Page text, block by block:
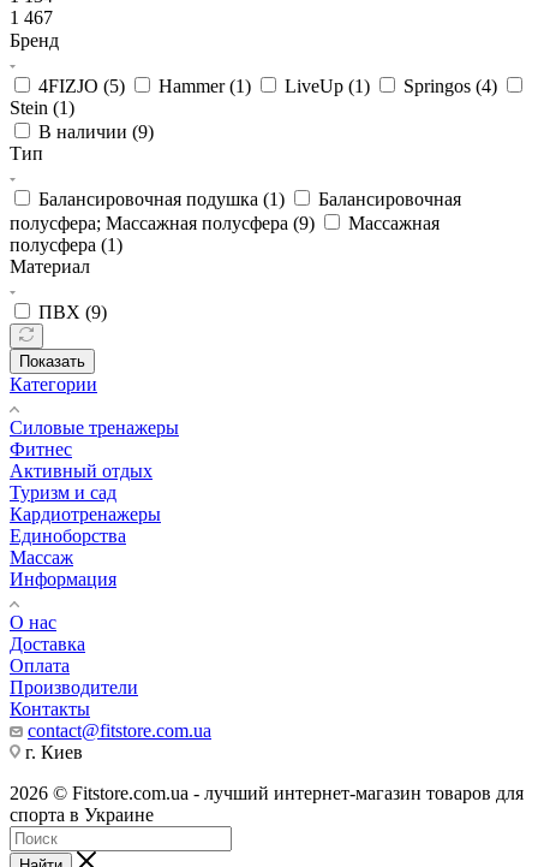
1 467
Бренд
4FIZJO (5) Hammer (1) LiveUp (1) Springos (4)
Stein (1)
В наличии (9)
Тип
Балансировочная подушка (1)
Балансировочная
полусфера; Массажная полусфера (9)
Массажная
полусфера (1)
Материал
ПВХ (9)
Показать
Категории
Силовые тренажеры
Фитнес
Активный отдых
Туризм и сад
Кардиотренажеры
Единоборства
Массаж
Информация
О нас
Доставка
Оплата
Производители
Контакты
contact@fitstore.com.ua
г. Киев
2026 © Fitstore.com.ua - лучший интернет-магазин товаров для
спорта в Украине